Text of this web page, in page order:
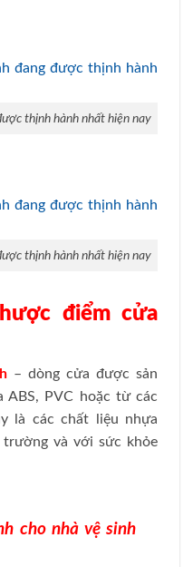
thịnh hành nhất hiện nay
thịnh hành nhất hiện nay
điểm cửa
– dòng cửa được sản
PVC hoặc từ các
là các chất liệu nhựa
và với sức khỏe
cho nhà vệ sinh